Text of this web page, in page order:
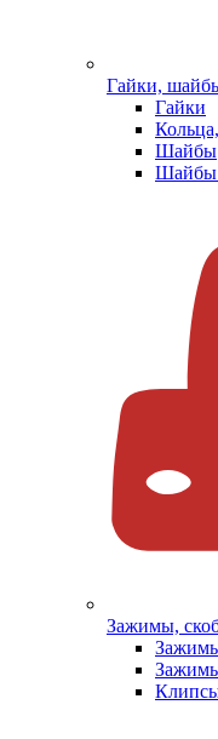
Гайки,
Гайки
Шайбы
Шайбы
Зажимы,